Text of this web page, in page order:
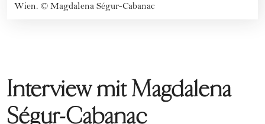
Wien. © Magdalena Ségur-Cabanac
Interview mit Magdalena
Ségur-Cabanac